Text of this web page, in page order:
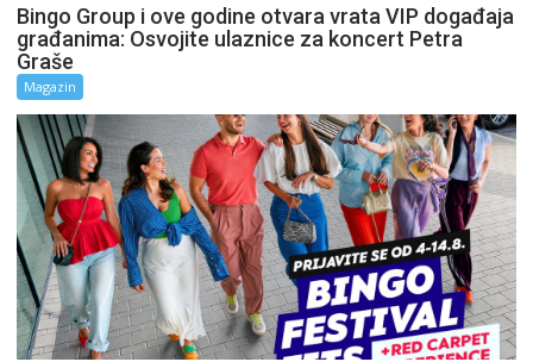
Bingo Group i ove godine otvara vrata VIP događaja
građanima: Osvojite ulaznice za koncert Petra
Graše
Magazin